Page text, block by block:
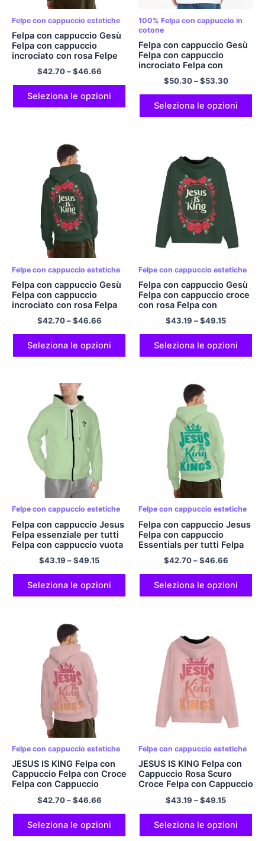
Felpe con cappuccio estetiche
Felpa con cappuccio Gesù
Felpa con cappuccio
incrociato con rosa Felpe
con cappuccio LOVE LIKE
JESUS ​​Felpa con cappuccio
salute mentale Felpa con
cappuccio preppy oversize
grigio scuro con tasca
$42.70–$46.66
Seleziona le opzioni
100% Felpa con cappuccio in
cotone
Felpa con cappuccio Gesù
Felpa con cappuccio
incrociato Felpa con
cappuccio JESUS ​​THE
KING Felpa con cappuccio
oversize rosa e blu 100%
Felpa con cappuccio
morbida e confortevole in
$50.30–$53.30
Seleziona le opzioni
Felpe con cappuccio estetiche
Felpa con cappuccio Gesù
Felpa con cappuccio
incrociato con rosa Felpa
con cappuccio JESUS ​​IS
KING Felpa con cappuccio
verde oliva per uomo e
donna Felpa con cappuccio
oversize in poliestere
$42.70–$46.66
Seleziona le opzioni
Felpe con cappuccio estetiche
Felpa con cappuccio Gesù
Felpa con cappuccio croce
con rosa Felpa con
cappuccio JESUS ​​IS KING
Felpa con cappuccio
unisex verde oliva per
uomo e donna Felpa con
cappuccio estetica Felpa
cappuccio streetwear
$43.19 –$49.15
Seleziona le opzioni
Felpe con cappuccio estetiche
Felpa con cappuccio Jesus
Felpa essenziale per tutti
Felpa con cappuccio vuota
JESUS ​​THE KINGS Felpa
con cappuccio Felpa con
cappuccio incrociata Felpa
con cappuccio con zip in
poliestere comfort Felpe
$43.19 –$49.15
Seleziona le opzioni
Felpe con cappuccio estetiche
Felpa con cappuccio Jesus
Felpa con cappuccio
Essentials per tutti Felpa
con cappuccio vuota con
tipografica JESUS ​​THE
KINGS Felpa con cappuccio
Croce Felpa con cappuccio
incrociata Felpa con
chiaro con tasche
$42.70–$46.66
Seleziona le opzioni
Felpe con cappuccio estetiche
JESUS ​​IS KING Felpa con
Cappuccio Felpa con Croce
Felpa con Cappuccio
Oversize Felpa con
Cappuccio per Fidanzato
Felpe con Cappuccio
Streetwear Felpa con
Cappuccio Estetica Preppy
$42.70–$46.66
Seleziona le opzioni
Felpe con cappuccio estetiche
JESUS ​​IS KING Felpa con
Cappuccio Rosa Scuro
Croce Felpa con Cappuccio
da Ragazzo Felpa con
Cappuccio Streetwear
Felpe con Cappuccio
Preppy con Zip in
Poliestere Comfort per
$43.19 –$49.15
Seleziona le opzioni